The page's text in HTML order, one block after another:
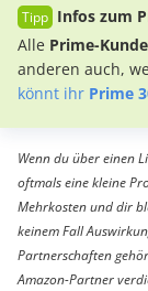
Infos zum
Alle Prime-
anderen auch,
könnt ihr Prime
Wenn du über einen
oftmals eine kleine
Mehrkosten und dir
keinem Fall
Partnerschaften
Amazon-Partner